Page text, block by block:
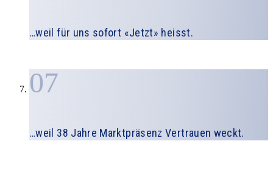
…weil für uns sofort «Jetzt» heisst.
07
…weil 38 Jahre Marktpräsenz Vertrauen weckt.